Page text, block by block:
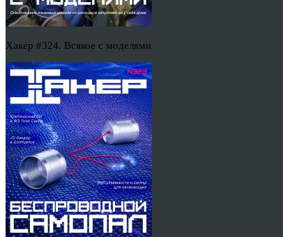
Хакер #324. Всякое с моделями